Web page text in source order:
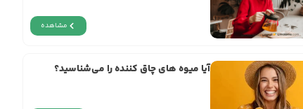
مشاهده
آیا میوه های چاق کننده را می‌شناسید؟